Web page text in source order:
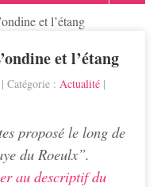
et l’étang
et l’étang
| Catégorie : Actualité |
proposé le long de
du Roeulx”.
au descriptif du